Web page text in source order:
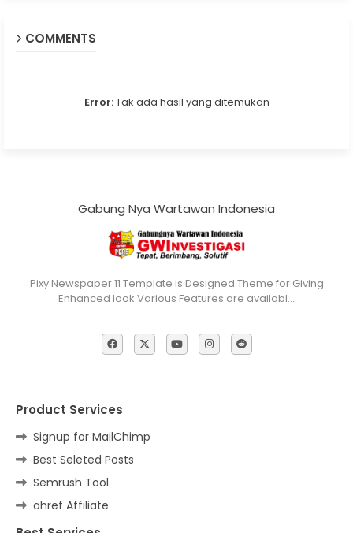
COMMENTS
Error:Tak ada hasil yang ditemukan
Gabung Nya Wartawan Indonesia
Pixy Newspaper 11 Template is Designed Theme for Giving
Enhanced look Various Features are availabl…
Product Services
Signup for MailChimp
Best Seleted Posts
Semrush Tool
ahref Affiliate